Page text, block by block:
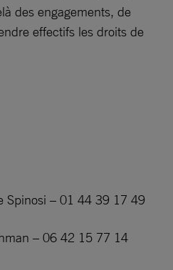
des engagements, de
effectifs les droits de
Spinosi – 01 44 39 17 49
– 06 42 15 77 14